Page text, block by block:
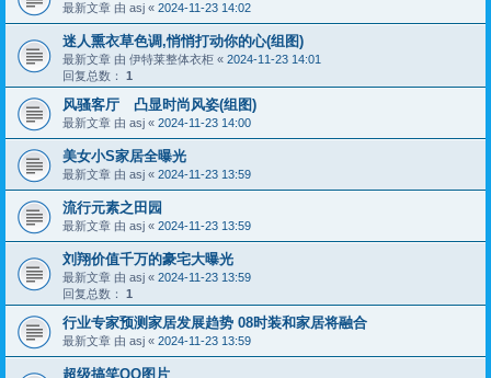
最新文章 由 asj « 2024-11-23 14:02
迷人熏衣草色调,悄悄打动你的心(组图)
最新文章 由 伊特莱整体衣柜 « 2024-11-23 14:01
回复总数： 1
风骚客厅 凸显时尚风姿(组图)
最新文章 由 asj « 2024-11-23 14:00
美女小S家居全曝光
最新文章 由 asj « 2024-11-23 13:59
流行元素之田园
最新文章 由 asj « 2024-11-23 13:59
刘翔价值千万的豪宅大曝光
最新文章 由 asj « 2024-11-23 13:59
回复总数： 1
行业专家预测家居发展趋势 08时装和家居将融合
最新文章 由 asj « 2024-11-23 13:59
超级搞笑QQ图片